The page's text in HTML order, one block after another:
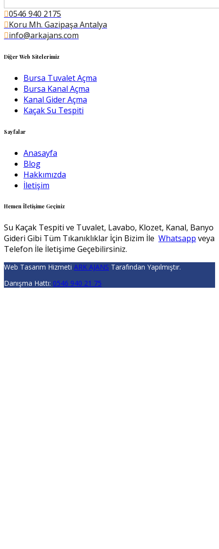
0546 940 2175
Koru Mh. Gazipaşa Antalya
info@arkajans.com
Diğer Web Sitelerimiz
Bursa Tuvalet Açma
Bursa Kanal Açma
Kanal Gider Açma
Kaçak Su Tespiti
Sayfalar
Anasayfa
Blog
Hakkımızda
İletişim
Hemen İletişime Geçiniz
Su Kaçak Tespiti ve Tuvalet, Lavabo, Klozet, Kanal, Banyo
Gideri Gibi Tüm Tıkanıklıklar İçin Bizim İle Whatsapp veya
Telefon İle İletişime Geçebilirsiniz.
Web Tasarım Hizmeti ARK AJANS Tarafından Yapılmıştır.
Danışma Hattı: 0546 940 21 75